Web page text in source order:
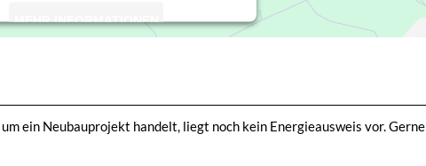
MEHR INFORMATIONEN
ein Neubauprojekt handelt, liegt noch kein Energieausweis vor. Gerne